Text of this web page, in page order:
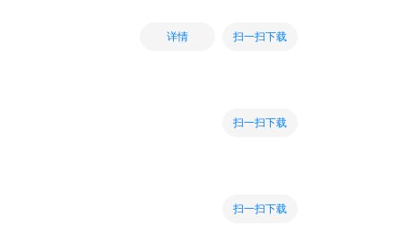
详情 扫一扫下载
扫一扫下载
扫一扫下载